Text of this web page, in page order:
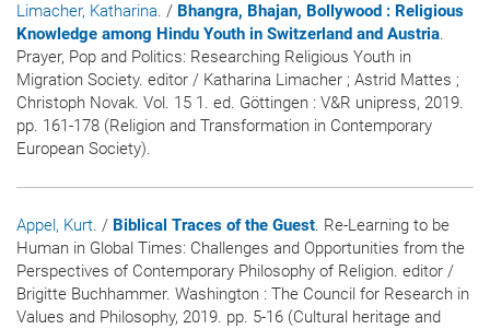
Limacher, Katharina. / Bhangra, Bhajan, Bollywood : Religious
Knowledge among Hindu Youth in Switzerland and Austria.
Prayer, Pop and Politics: Researching Religious Youth in
Migration Society. editor / Katharina Limacher ; Astrid Mattes ;
Christoph Novak. Vol. 15 1. ed. Göttingen : V&R unipress, 2019.
pp. 161-178 (Religion and Transformation in Contemporary
European Society).
Appel, Kurt. / Biblical Traces of the Guest. Re-Learning to be
Human in Global Times: Challenges and Opportunities from the
Perspectives of Contemporary Philosophy of Religion. editor /
Brigitte Buchhammer. Washington : The Council for Research in
Values and Philosophy, 2019. pp. 5-16 (Cultural heritage and